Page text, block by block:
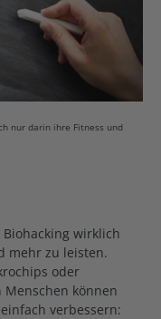
nur darin ihre Fitness und
wirklich
mehr zu leisten.
oder
können
verbessern: